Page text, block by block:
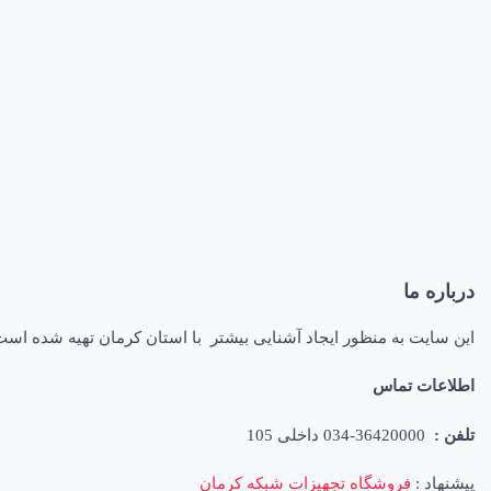
درباره ما
این سایت به منظور ایجاد آشنایی بیشتر با استان کرمان تهیه شده
اطلاعات تماس
تلفن :
پیشنهاد : فروشگاه تجهیزات شبکه کرمان